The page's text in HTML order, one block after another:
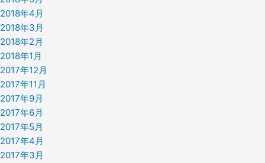
2018年4月
2018年3月
2018年2月
2018年1月
2017年12月
2017年11月
2017年9月
2017年6月
2017年5月
2017年4月
2017年3月